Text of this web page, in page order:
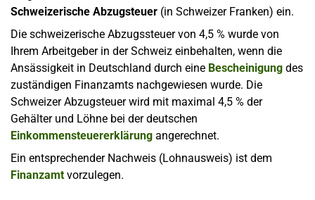
Schweizerische Abzugsteuer (in Schweizer Franken) ein.
Die schweizerische Abzugssteuer von 4,5 % wurde von
Ihrem Arbeitgeber in der Schweiz einbehalten, wenn die
Ansässigkeit in Deutschland durch eine Bescheinigung des
zuständigen Finanzamts nachgewiesen wurde. Die
Schweizer Abzugsteuer wird mit maximal 4,5 % der
Gehälter und Löhne bei der deutschen
Einkommensteuererklärung angerechnet.
Ein entsprechender Nachweis (Lohnausweis) ist dem
Finanzamtvorzulegen.